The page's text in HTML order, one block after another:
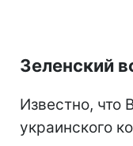
Зеленский
Известно, что
украинского